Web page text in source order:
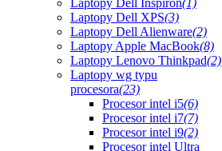
Laptopy Dell Inspiron(1)
Laptopy Dell XPS(3)
Laptopy Dell Alienware(2)
Laptopy Apple MacBook(8)
Laptopy Lenovo Thinkpad(2)
Laptopy wg typu
procesora(23)
Procesor intel i5(6)
Procesor intel i7(7)
Procesor intel i9(2)
Procesor intel Ultra